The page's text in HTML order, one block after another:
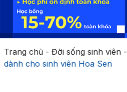
Trang chủ- Đời sống sinh viên-
dành cho sinh viên Hoa Sen